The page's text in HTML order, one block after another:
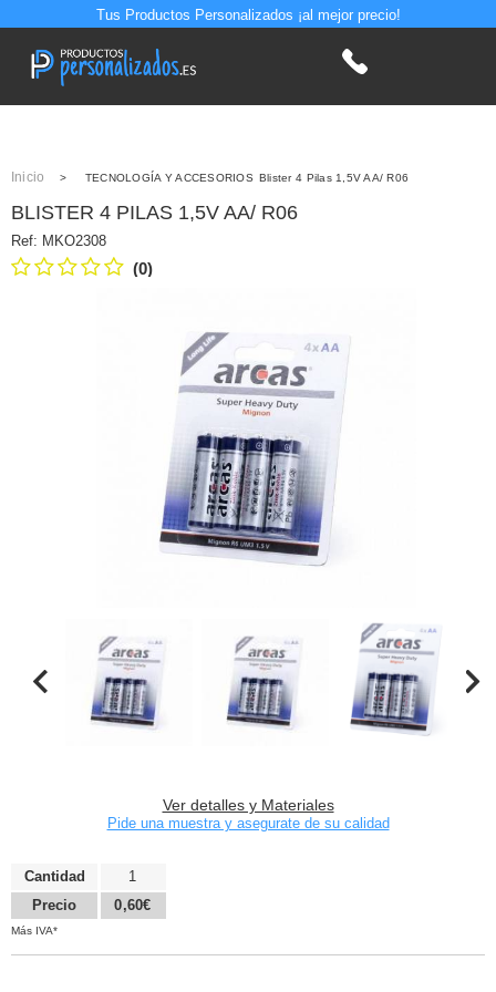
Tus Productos Personalizados ¡al mejor precio!
Inicio > TECNOLOGÍA Y ACCESORIOS Blister 4 Pilas 1,5V AA/ R06
BLISTER 4 PILAS 1,5V AA/ R06
Ref: MKO2308
(0)
Ver detalles y Materiales
Pide una muestra y asegurate de su calidad
Cantidad
Precio
1
0,60€
Más IVA*